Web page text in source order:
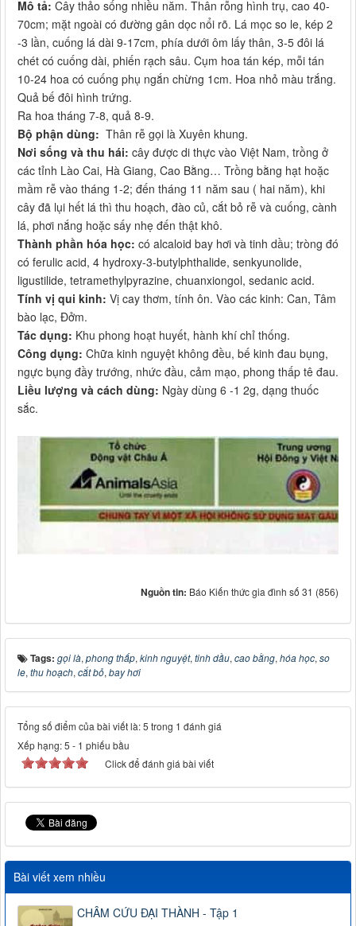
Mô tả: Cây thảo sống nhiều năm. Thân rỗng hình trụ, cao 40-
70cm; mặt ngoài có đường gân dọc nổi rõ. Lá mọc so le, kép 2
-3 lần, cuống lá dài 9-17cm, phía dưới ôm lấy thân, 3-5 đôi lá
chét có cuống dài, phiến rạch sâu. Cụm hoa tán kép, mỗi tán
10-24 hoa có cuống phụ ngắn chừng 1cm. Hoa nhỏ màu trắng.
Quả bế đôi hình trứng.
Ra hoa tháng 7-8, quả 8-9.
Bộ phận dùng: Thân rễ gọi là Xuyên khung.
Nơi sống và thu hái: cây được di thực vào Việt Nam, trồng ở
các tỉnh Lào Cai, Hà Giang, Cao Bằng… Trồng bằng hạt hoặc
mầm rễ vào tháng 1-2; đến tháng 11 năm sau ( hai năm), khi
cây đã lụi hết lá thì thu hoạch, đào củ, cắt bỏ rễ và cuống, cành
lá, phơi nắng hoặc sấy nhẹ đến thật khô.
Thành phần hóa học: có alcaloid bay hơi và tinh dầu; tròng đó
có ferulic acid, 4 hydroxy-3-butylphthalide, senkyunolide,
ligustilide, tetramethylpyrazine, chuanxiongol, sedanic acid.
Tính vị qui kinh: Vị cay thơm, tính ôn. Vào các kinh: Can, Tâm
bào lạc, Đởm.
Tác dụng: Khu phong hoạt huyết, hành khí chỉ thống.
Công dụng: Chữa kinh nguyệt không đều, bế kinh đau bụng,
ngực bụng đầy trướng, nhức đầu, cảm mạo, phong thấp tê đau.
Liều lượng và cách dùng: Ngày dùng 6 -1 2g, dạng thuốc
sắc.
Nguồn tin: Báo Kiến thức gia đình số 31 (856)
Tags: gọi là, phong thấp, kinh nguyệt, tinh dầu, cao bằng, hóa học, so
le, thu hoạch, cắt bỏ, bay hơi
Tổng số điểm của bài viết là: 5 trong 1 đánh giá
Xếp hạng:5 - 1 phiếu bầu
Click để đánh giá bài viết
Bài viết xem nhiều
CHÂM CỨU ĐẠI THÀNH - Tập 1